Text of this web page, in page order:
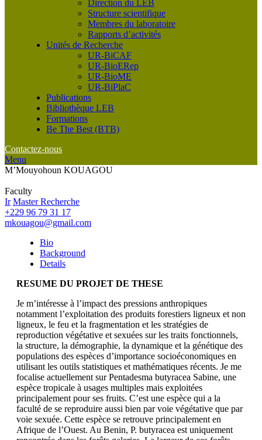
Direction du LEB
Structure scientifique
Membres du laboratoire
Rapports d’activités
Unités de Recherche
UR-BiCAF
UR-BioERep
UR-BioME
UR-BiPlaC
Publications
Bibliothèque LEB
Formations
Be The Best (BTB)
Contactez-nous
Menu
M’Mouyohoun KOUAGOU
Faculty
Ir Master Recherche
+229 96 79 31 17
mkouagou@gmail.com
Bio
Background
Details
RESUME DU PROJET DE THESE
Je m’intéresse à l’impact des pressions anthropiques
notamment l’exploitation des produits forestiers ligneux et non
ligneux, le feu et la fragmentation et les stratégies de
reproduction végétative et sexuées sur les traits fonctionnels,
la structure, la démographie, la dynamique et la génétique des
populations des espèces d’importance socioéconomiques en
utilisant les outils statistiques et mathématiques récents. Je me
focalise actuellement sur Pentadesma butyracea Sabine, une
espèce tropicale à usages multiples mais exploitées
principalement pour ses fruits. C’est une espèce qui a la
faculté de se reproduire aussi bien par voie végétative que par
voie sexuée. Cette espèce se retrouve principalement en
Afrique de l’Ouest. Au Benin, P. butyracea est uniquement